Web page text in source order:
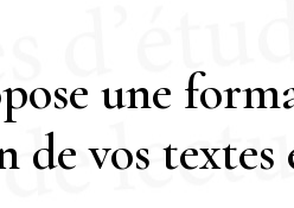
une
de vos